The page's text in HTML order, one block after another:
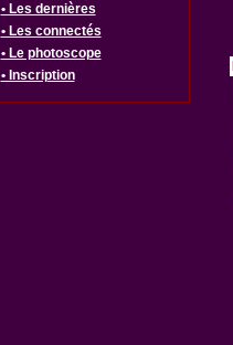
• Les dernières
• Les connectés
• Le photoscope
• Inscription